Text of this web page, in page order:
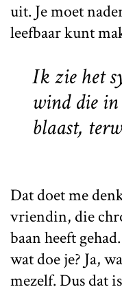
uit. Je moet
leefbaar kunt
Ik zie het
wind die
blaast,
Dat doet me
vriendin, die
baan heeft
wat doe je? Ja,
mezelf. Dus dat